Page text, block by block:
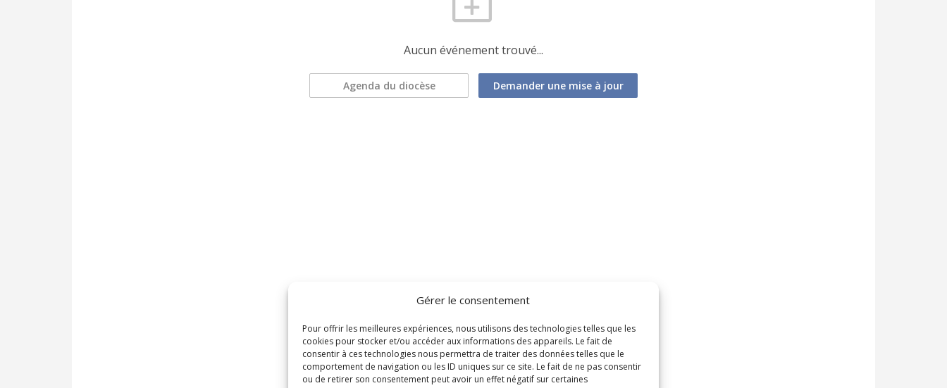
Gérer le consentement
Pour offrir les meilleures expériences, nous utilisons des technologies telles que les
cookies pour stocker et/ou accéder aux informations des appareils. Le fait de
consentir à ces technologies nous permettra de traiter des données telles que le
comportement de navigation ou les ID uniques sur ce site. Le fait de ne pas consentir
ou de retirer son consentement peut avoir un effet négatif sur certaines
Aucun événement trouvé...
Agenda du diocèse Demander une mise à jour